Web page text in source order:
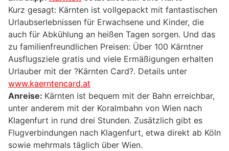
Kurz gesagt: Kärnten ist vollgepackt mit fantastischen
Urlaubserlebnissen für Erwachsene und Kinder, die
auch für Abkühlung an heißen Tagen sorgen. Und das
zu familienfreundlichen Preisen: Über 100 Kärntner
Ausflugsziele gratis und viele Ermäßigungen erhalten
Urlauber mit der ?Kärnten Card?. Details unter
www.kaerntencard.at
Anreise: Kärnten ist bequem mit der Bahn erreichbar,
unter anderem mit der Koralmbahn von Wien nach
Klagenfurt in rund drei Stunden. Zusätzlich gibt es
Flugverbindungen nach Klagenfurt, etwa direkt ab Köln
sowie mehrmals täglich über Wien.